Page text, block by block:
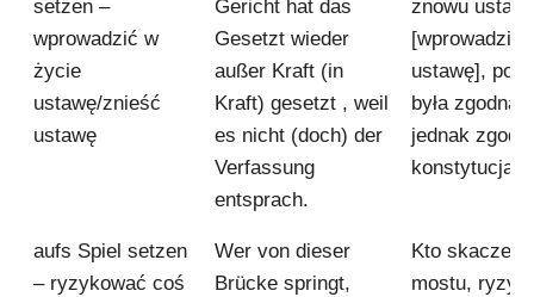
setzen –
wprowadzić w
życie
ustawę/znieść
ustawę
Gericht hat das
Gesetzt wieder
außer Kraft (in
Kraft) gesetzt , weil
es nicht (doch) der
Verfassung
entsprach.
znowu
[wprowadził
ustawę],
była zgodna
jednak
konstytucją.
aufs Spiel setzen
– ryzykować coś
Wer von dieser
Brücke springt,
Kto skacze z
mostu,